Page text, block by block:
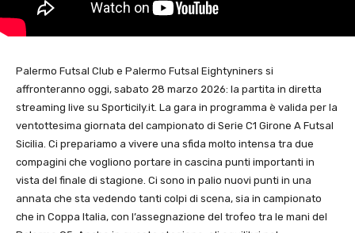
Palermo Futsal Club e Palermo Futsal Eightyniners si
affronteranno oggi, sabato 28 marzo 2026: la partita in diretta
streaming live su Sporticily.it. La gara in programma è valida per la
ventottesima giornata del campionato di Serie C1 Girone A Futsal
Sicilia. Ci prepariamo a vivere una sfida molto intensa tra due
compagini che vogliono portare in cascina punti importanti in
vista del finale di stagione. Ci sono in palio nuovi punti in una
annata che sta vedendo tanti colpi di scena, sia in campionato
che in Coppa Italia, con l’assegnazione del trofeo tra le mani del